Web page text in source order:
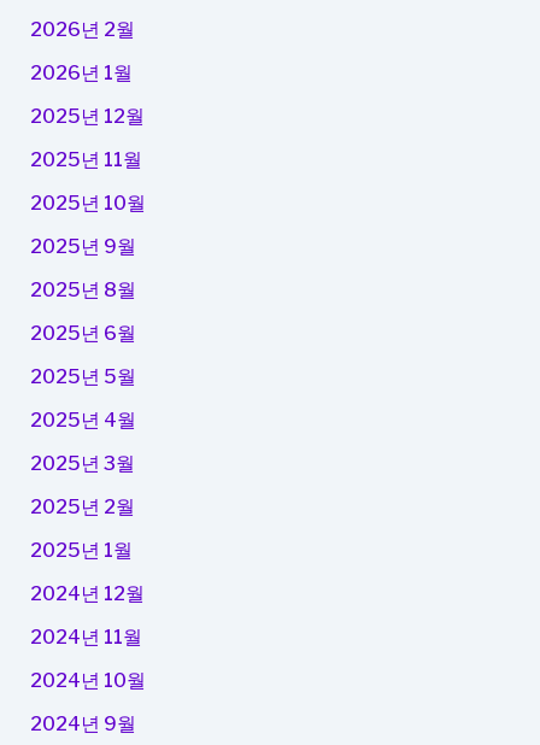
2026년 2월
2026년 1월
2025년 12월
2025년 11월
2025년 10월
2025년 9월
2025년 8월
2025년 6월
2025년 5월
2025년 4월
2025년 3월
2025년 2월
2025년 1월
2024년 12월
2024년 11월
2024년 10월
2024년 9월